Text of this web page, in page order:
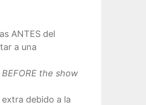
ANTES del
a una
the show
debido a la